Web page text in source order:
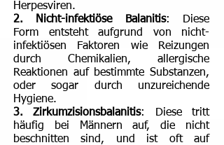
Herpesviren.
2. Nicht-infektiöse Balanitis: Diese
Form entsteht aufgrund von nicht-
infektiösen Faktoren wie Reizungen
durch Chemikalien, allergische
Reaktionen auf bestimmte Substanzen,
oder sogar durch unzureichende
Hygiene.
3. Zirkumzisionsbalanitis: Diese tritt
häufig bei Männern auf, die nicht
beschnitten sind, und ist oft auf